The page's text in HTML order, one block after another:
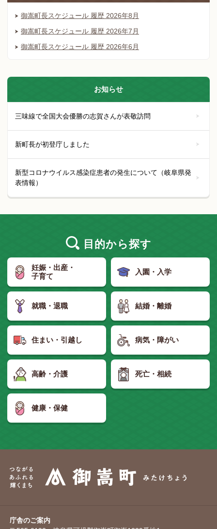
御嵩町長スケジュール 履歴 2026年8月
御嵩町長スケジュール 履歴 2026年7月
御嵩町長スケジュール 履歴 2026年6月
お知らせ
三味線で全国大会優勝の志賀さんが表敬訪問
新町長が初登庁しました
新型コロナウイルス感染症患者の発生について（岐阜県発
表情報）
目的から探す
妊娠・出産・
子育て
入園・入学
就職・退職 結婚・離婚
住まい・引越し 病気・障がい
高齢・介護 死亡・相続
健康・保健
庁舎のご案内